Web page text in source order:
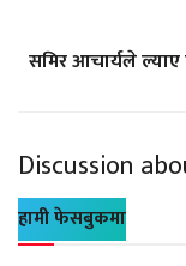
समिर आचार्यले ल्याए
Discussion
हामी फेसबुकमा